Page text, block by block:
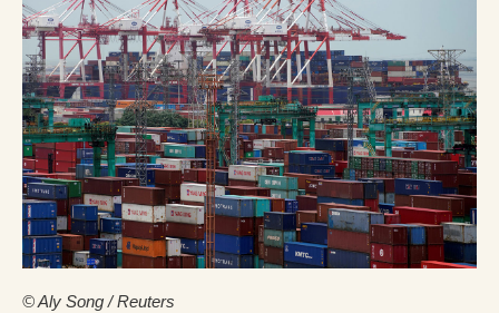
© Aly Song / Reuters